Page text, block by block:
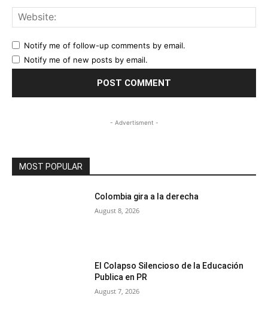
Notify me of follow-up comments by email.
Notify me of new posts by email.
- Advertisment -
MOST POPULAR
Colombia gira a la derecha
August 8, 2026
El Colapso Silencioso de la Educación
Publica en PR
August 7, 2026